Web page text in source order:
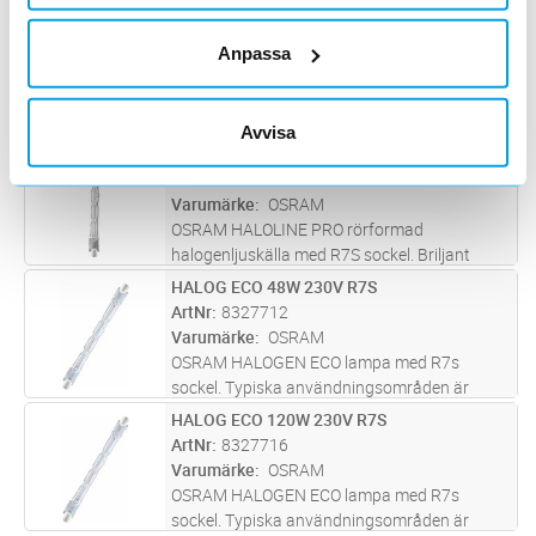
Anpassa
Avvisa
Otroligt små dimensioner för ny
användning i öppna armaturer. Briljant
acc...läs mer
ST Lägg i kundvagn
HALOG RÖR 80W KORT R7S
8327678
OSRAM HALOLINE PRO rörformad
halogenljuskälla med R7S sockel. Briljant
standard rör-halogenlampor. Lägre
värmebelastning jämfört med
standardversionen. 100 % dimb...läs mer
ST Lägg i kundvagn
ArtNr 8327680
Varumärke
OSRAM
OSRAM HALOLINE PRO rörformad
halogenljuskälla med R7S sockel. Briljant
accentbelysning. Direkt utbytbar med
standard rör-halogenlampor. Lägre
värmebelastning jämfört med
standardversionen. 100 % dimb...läs mer
ST Lägg i kundvagn
HALOG ECO 48W 230V R7S
ArtNr 8327712
Varumärke
OSRAM
OSRAM HALOGEN ECO lampa med R7s
sockel. Typiska användningsområden är
strålkastare, accentbelysning mm. Mycket
god färgåtergivning, Ra100. Ljuskällan avger
lägre värmestrålning jämfört med
traditione...läs mer
ST Lägg i kundvagn
HALOG ECO 120W 230V R7S
ArtNr 8327716
Varumärke
OSRAM
OSRAM HALOGEN ECO lampa med R7s
sockel. Typiska användningsområden är